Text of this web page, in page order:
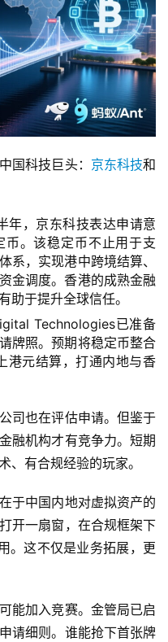
册
国科技巨头： 京东科技和
年，京东科技表达申请意
。该稳定币不止用于支
系，实现港中跨境结算、
金调度。香港的成熟金融
助于提升全球信任。
Technologies已准备
牌照。预期将稳定币整合
港元结算，打通内地与香
司也在评估申请。但鉴于
融机构才有竞争力。短期
、有合规经验的玩家。
于中国内地对虚拟资产的
开一扇窗，在合规框架下
。这不仅是业务拓展，更
能加入竞赛。金管局已启
请细则。谁能抢下首张牌